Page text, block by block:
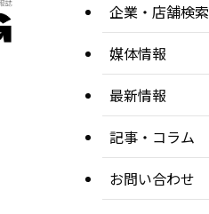
企業・店舗検索
媒体情報
最新情報
記事・コラム
お問い合わせ